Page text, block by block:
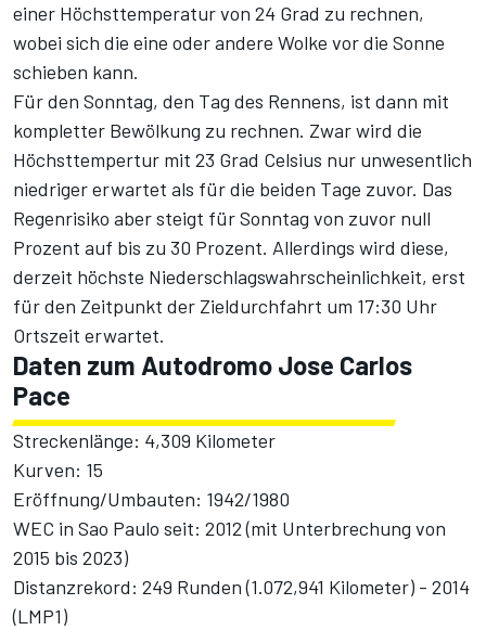
einer Höchsttemperatur von 24 Grad zu rechnen,
wobei sich die eine oder andere Wolke vor die Sonne
schieben kann.
Für den Sonntag, den Tag des Rennens, ist dann mit
kompletter Bewölkung zu rechnen. Zwar wird die
Höchsttempertur mit 23 Grad Celsius nur unwesentlich
niedriger erwartet als für die beiden Tage zuvor. Das
Regenrisiko aber steigt für Sonntag von zuvor null
Prozent auf bis zu 30 Prozent. Allerdings wird diese,
derzeit höchste Niederschlagswahrscheinlichkeit, erst
für den Zeitpunkt der Zieldurchfahrt um 17:30 Uhr
Ortszeit erwartet.
Daten zum Autodromo Jose Carlos
Pace
Streckenlänge: 4,309 Kilometer
Kurven: 15
Eröffnung/Umbauten: 1942/1980
WEC in Sao Paulo seit: 2012 (mit Unterbrechung von
2015 bis 2023)
Distanzrekord: 249 Runden (1.072,941 Kilometer) - 2014
(LMP1)